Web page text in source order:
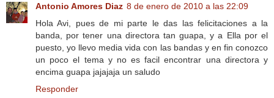
Antonio Amores Diaz 8 de enero de 2010 a las 22:09
Hola Avi, pues de mi parte le das las felicitaciones a la
banda, por tener una directora tan guapa, y a Ella por el
puesto, yo llevo media vida con las bandas y en fin conozco
un poco el tema y no es facil encontrar una directora y
encima guapa jajajaja un saludo
Responder